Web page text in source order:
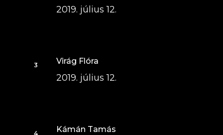
2019. július 12.
Virág Flóra
2019. július 12.
Kámán Tamás